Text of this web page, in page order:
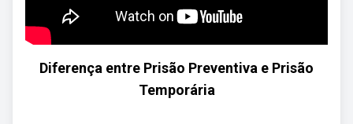
Diferença entre Prisão Preventiva e Prisão
Temporária